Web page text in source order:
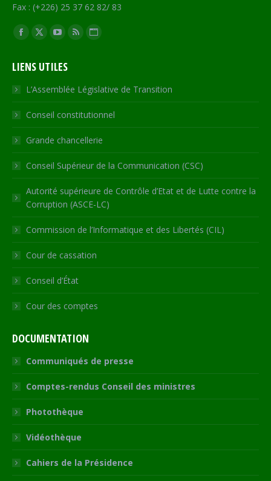
Fax : (+226) 25 37 62 82/ 83
Trouvez nous sur :
Facebook
opens
in
new
window
X
opens
in
new
window
YouTube
opens
in
new
window
RSS
in
new
window
Site
opens
in
new
LIENS UTILES
L’Assemblée Législative de Transition
Conseil constitutionnel
Grande chancellerie
Conseil Supérieur de la Communication (CSC)
Autorité supérieure de Contrôle d’Etat et de Lutte contre la
Corruption (ASCE-LC)
Commission de l’Informatique et des Libertés (CIL)
Cour de cassation
Conseil d’État
Cour des comptes
DOCUMENTATION
Communiqués de presse
Comptes-rendus Conseil des ministres
Photothèque
Vidéothèque
Cahiers de la Présidence